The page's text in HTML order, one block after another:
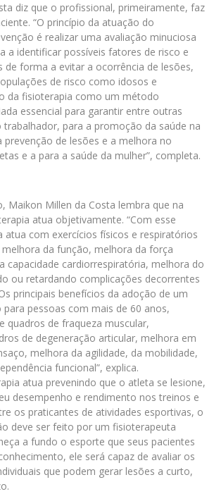
diz que o profissional, primeiramente, faz
“O princípio da atuação do
é realizar uma avaliação minuciosa
a identificar possíveis fatores de risco e
de forma a evitar a ocorrência de lesões,
de risco como idosos e
da fisioterapia como um método
essencial para garantir entre outras
trabalhador, para a promoção da saúde na
prevenção de lesões e a melhora no
e a para a saúde da mulher”, completa.
Maikon Millen da Costa lembra que na
atua objetivamente. “Com esse
atua com exercícios físicos e respiratórios
da função, melhora da força
capacidade cardiorrespiratória, melhora do
ou retardando complicações decorrentes
principais benefícios da adoção de um
pessoas com mais de 60 anos,
quadros de fraqueza muscular,
de degeneração articular, melhora em
melhora da agilidade, da mobilidade,
funcional”, explica.
atua prevenindo que o atleta se lesione,
desempenho e rendimento nos treinos e
os praticantes de atividades esportivas, o
deve ser feito por um fisioterapeuta
a fundo o esporte que seus pacientes
ele será capaz de avaliar os
que podem gerar lesões a curto,